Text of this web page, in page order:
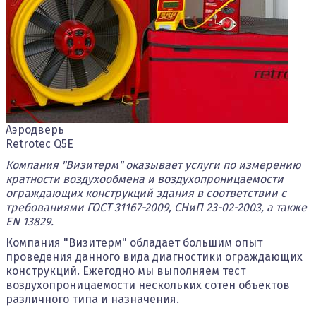
Аэродверь
Retrotec Q5E
Компания "Визитерм" оказывает услуги по измерению
кратности воздухообмена и воздухопроницаемости
ограждающих конструкций здания в соответствии с
требованиями ГОСТ 31167-2009, СНиП 23-02-2003, а также
EN 13829.
Компания "Визитерм" обладает большим опыт
проведения данного вида диагностики ограждающих
конструкций. Ежегодно мы выполняем тест
воздухопроницаемости нескольких сотен объектов
различного типа и назначения.